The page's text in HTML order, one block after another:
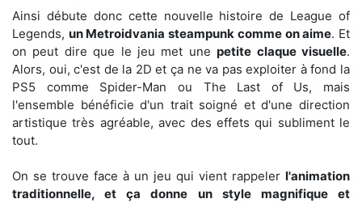
Ainsi débute donc cette nouvelle histoire de League of
Legends, un Metroidvania steampunk comme on aime. Et
on peut dire que le jeu met unepetite claque visuelle.
Alors, oui, c'est de la 2D et ça ne va pas exploiter à fond la
PS5 comme Spider-Man ou The Last of Us, mais
l'ensemble bénéficie d'un trait soigné et d'une direction
artistique très agréable, avec des effets qui subliment le
tout.
On se trouve face à un jeu qui vient rappeler l'animation
traditionnelle, et ça donne un style magnifique et